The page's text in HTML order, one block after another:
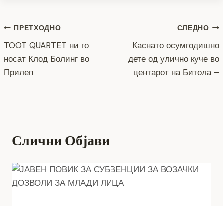
o
o
k
Навигација
на
напис
ПРЕТХОДНО
TOOT QUARTET ни го
носат Клод Болинг во
Прилеп
СЛЕДНО
Каснато осумгодишно
дете од улично куче во
центарот на Битола –
Слични Објави